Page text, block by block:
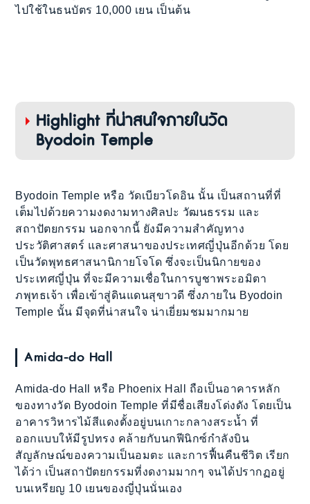
ไปใช้ในธนบัตร 10,000 เยน เป็นต้น
Highlight ที่น่าสนใจภายในวัด
Byodoin Temple
Byodoin Temple หรือ วัดเบียวโดอิน นั้น เป็นสถานที่ที่
เต็มไปด้วยความงดงามทางศิลปะ วัฒนธรรม และ
สถาปัตยกรรม นอกจากนี้ ยังมีความสำคัญทาง
ประวัติศาสตร์ และศาสนาของประเทศญี่ปุ่นอีกด้วย โดย
เป็นวัดพุทธศาสนานิกายโจโด ซึ่งจะเป็นนิกายของ
ประเทศญี่ปุ่น ที่จะมีความเชื่อในการบูชาพระอมิตา
ภพุทธเจ้า เพื่อเข้าสู่ดินแดนสุขาวดี ซึ่งภายใน Byodoin
Temple นั้น มีจุดที่น่าสนใจ น่าเยี่ยมชมมากมาย
Amida-do Hall
Amida-do Hall หรือ Phoenix Hall ถือเป็นอาคารหลัก
ของทางวัด Byodoin Temple ที่มีชื่อเสียงโด่งดัง โดยเป็น
อาคารวิหารไม้สีแดงตั้งอยู่บนเกาะกลางสระน้ำ ที่
ออกแบบให้มีรูปทรง คล้ายกับนกฟีนิกซ์กำลังบิน
สัญลักษณ์ของความเป็นอมตะ และการฟื้นคืนชีวิต เรียก
ได้ว่า เป็นสถาปัตยกรรมที่งดงามมากๆ จนได้ปรากฏอยู่
บนเหรียญ 10 เยนของญี่ปุ่นนั่นเอง